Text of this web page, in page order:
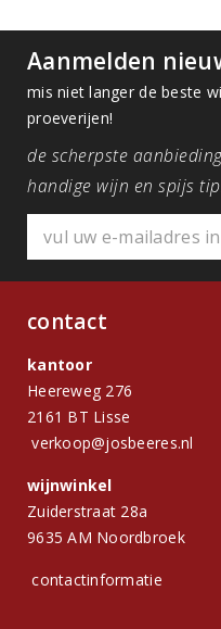
Aanmelden
mis niet langer de beste
proeverijen!
de scherpste
handige wijn en spijs
contact
kantoor
Heereweg 276
2161 BT Lisse
verkoop@josbeeres.nl
wijnwinkel
Zuiderstraat 28a
9635 AM Noordbroek
contactinformatie